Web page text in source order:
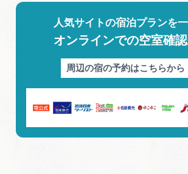
人気サイトの宿泊プランを
オンラインでの空室確
周辺の宿の予約はこちらから